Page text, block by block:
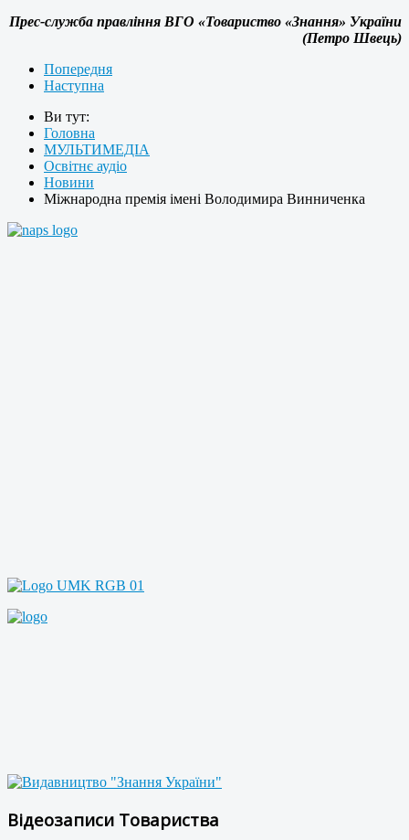
Прес-служба правління ВГО «Товариство «Знання» України
(Петро Швець)
Попередня
Наступна
Ви тут:
Головна
МУЛЬТИМЕДІА
Освітнє аудіо
Новини
Міжнародна премія імені Володимира Винниченка
Відеозаписи Товариства